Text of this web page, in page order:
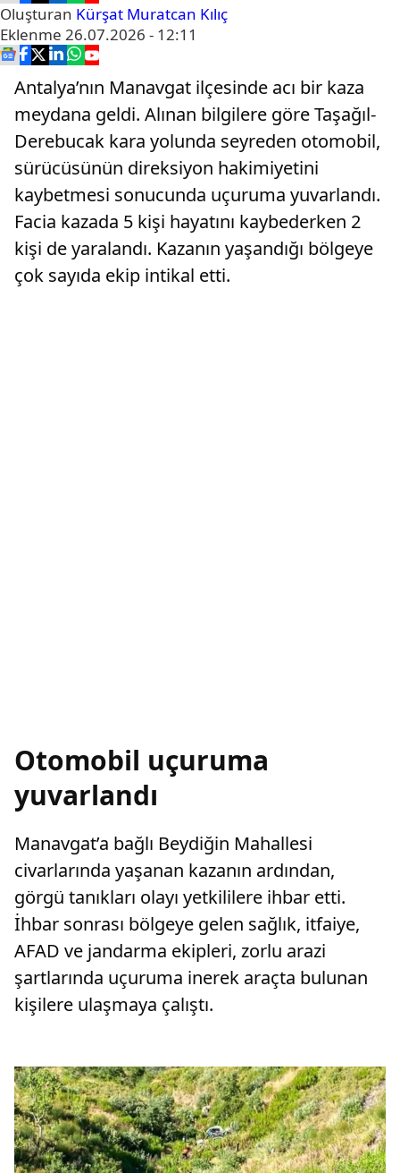
Oluşturan Kürşat Muratcan Kılıç
Eklenme 26.07.2026 - 12:11
Antalya’nın Manavgat ilçesinde acı bir kaza
meydana geldi. Alınan bilgilere göre Taşağıl-
Derebucak kara yolunda seyreden otomobil,
sürücüsünün direksiyon hakimiyetini
kaybetmesi sonucunda uçuruma yuvarlandı.
Facia kazada 5 kişi hayatını kaybederken 2
kişi de yaralandı. Kazanın yaşandığı bölgeye
çok sayıda ekip intikal etti.
Otomobil uçuruma
yuvarlandı
Manavgat’a bağlı Beydiğin Mahallesi
civarlarında yaşanan kazanın ardından,
görgü tanıkları olayı yetkililere ihbar etti.
İhbar sonrası bölgeye gelen sağlık, itfaiye,
AFAD ve jandarma ekipleri, zorlu arazi
şartlarında uçuruma inerek araçta bulunan
kişilere ulaşmaya çalıştı.